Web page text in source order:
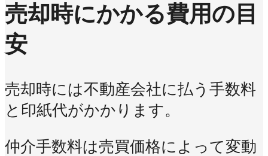
売却時にかかる費用の目
安
売却時には不動産会社に払う手数料
と印紙代がかかります。
仲介手数料は売買価格によって変動